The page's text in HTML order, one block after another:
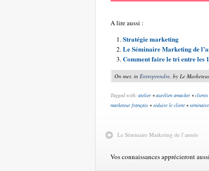
A lire aussi :
Stratégie marketing
Le Séminaire Marketing de
Comment faire le tri entre les
On mer, in Entreprendre , by Le
Tagged with: atelier •aurélien amacker •clients
marketeur français •séduire le client •séminaire
Le Séminaire Marketing de l’année
Vos connaissances apprécieront